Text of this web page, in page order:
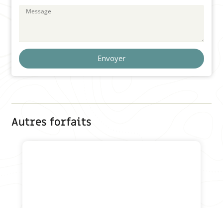
Envoyer
Autres forfaits